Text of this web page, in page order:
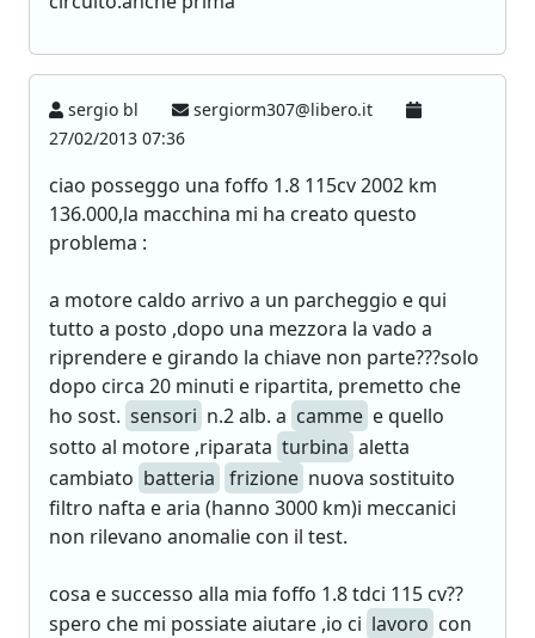
sergio bl
sergiorm307@libero.it
27/02/2013 07:36
ciao posseggo una foffo 1.8 115cv 2002 km
136.000,la macchina mi ha creato questo
problema :
a motore caldo arrivo a un parcheggio e qui
tutto a posto ,dopo una mezzora la vado a
riprendere e girando la chiave non parte???solo
dopo circa 20 minuti e ripartita, premetto che
ho sost. sensori n.2 alb. a camme e quello
sotto al motore ,riparata turbina aletta
cambiato batteria frizione nuova sostituito
filtro nafta e aria (hanno 3000 km)i meccanici
non rilevano anomalie con il test.
cosa e successo alla mia foffo 1.8 tdci 115 cv??
spero che mi possiate aiutare ,io ci lavoro con